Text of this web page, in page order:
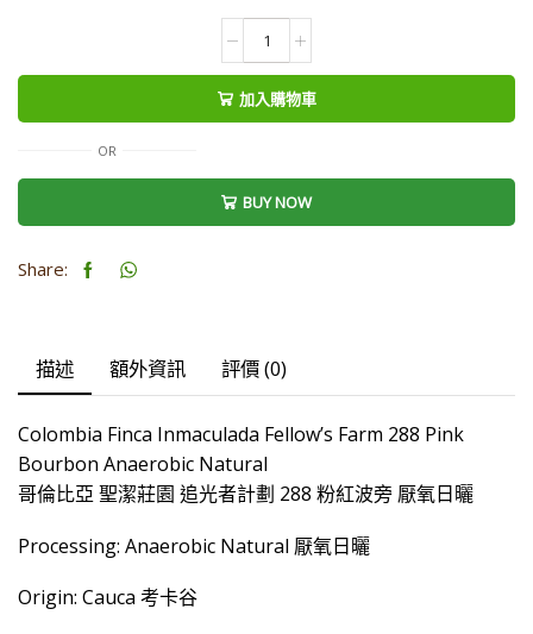
$178.0.
is:
$158.0.
倫
比
亞
潔
莊
計
粉
紅
波
旁
加入購物車
OR
BUY NOW
Share:
描述 額外資訊 評價 (0)
Colombia Finca Inmaculada Fellow’s Farm 288 Pink
Bourbon Anaerobic Natural
哥倫比亞 聖潔莊園 追光者計劃 288 粉紅波旁 厭氧日曬
Processing: Anaerobic Natural 厭氧日曬
Origin: Cauca 考卡谷